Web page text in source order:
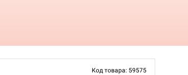
Код товара: 59575